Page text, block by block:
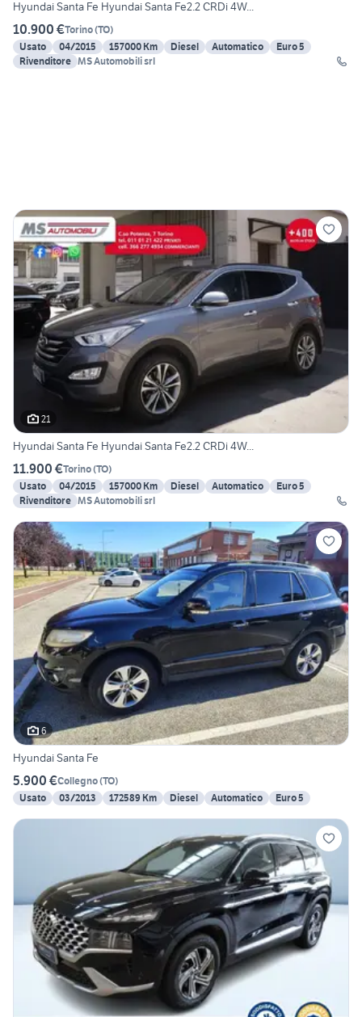
Hyundai Santa Fe Hyundai Santa Fe2.2 CRDi 4W...
10.900 €Torino(TO)
Usato
04/2015 157000 Km Diesel Automatico
Euro 5
Rivenditore MS Automobili srl
21
Hyundai Santa Fe Hyundai Santa Fe2.2 CRDi 4W...
11.900 €Torino(TO)
Usato
04/2015 157000 Km Diesel Automatico
Euro 5
Rivenditore MS Automobili srl
6
Hyundai Santa Fe
5.900 €Collegno(TO)
Usato
03/2013 172589 Km Diesel Automatico Euro 5